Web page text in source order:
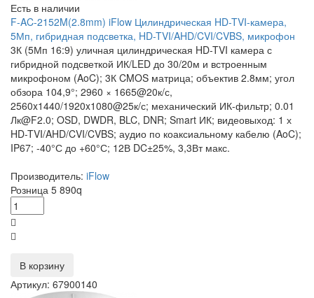
Есть в наличии
F-AC-2152M(2.8mm) iFlow Цилиндрическая HD-TVI-камера,
5Мп, гибридная подсветка, HD-TVI/AHD/CVI/CVBS, микрофон
3К (5Мп 16:9) уличная цилиндрическая HD-TVI камера с
гибридной подсветкой ИК/LED до 30/20м и встроенным
микрофоном (AoC); 3К CMOS матрица; объектив 2.8мм; угол
обзора 104,9°; 2960 × 1665@20к/с,
2560x1440/1920x1080@25к/с; механический ИК-фильтр; 0.01
Лк@F2.0; OSD, DWDR, BLC, DNR; Smart ИК; видеовыход: 1 х
HD-TVI/AHD/CVI/CVBS; аудио по коаксиальному кабелю (AoC);
IP67; -40°С до +60°С; 12В DC±25%, 3,3Вт макс.
Производитель: iFlow
Розница 5 890q
В корзину
Артикул: 67900140